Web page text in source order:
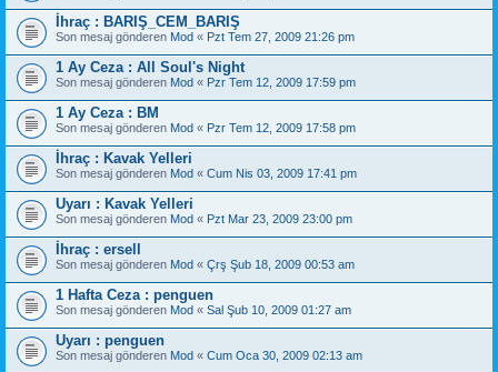
İhraç : BARIŞ_CEM_BARIŞ
Son mesaj gönderen Mod « Pzt Tem 27, 2009 21:26 pm
1 Ay Ceza : All Soul's Night
Son mesaj gönderen Mod « Pzr Tem 12, 2009 17:59 pm
1 Ay Ceza : BM
Son mesaj gönderen Mod « Pzr Tem 12, 2009 17:58 pm
İhraç : Kavak Yelleri
Son mesaj gönderen Mod « Cum Nis 03, 2009 17:41 pm
Uyarı : Kavak Yelleri
Son mesaj gönderen Mod « Pzt Mar 23, 2009 23:00 pm
İhraç : ersell
Son mesaj gönderen Mod « Çrş Şub 18, 2009 00:53 am
1 Hafta Ceza : penguen
Son mesaj gönderen Mod « Sal Şub 10, 2009 01:27 am
Uyarı : penguen
Son mesaj gönderen Mod « Cum Oca 30, 2009 02:13 am